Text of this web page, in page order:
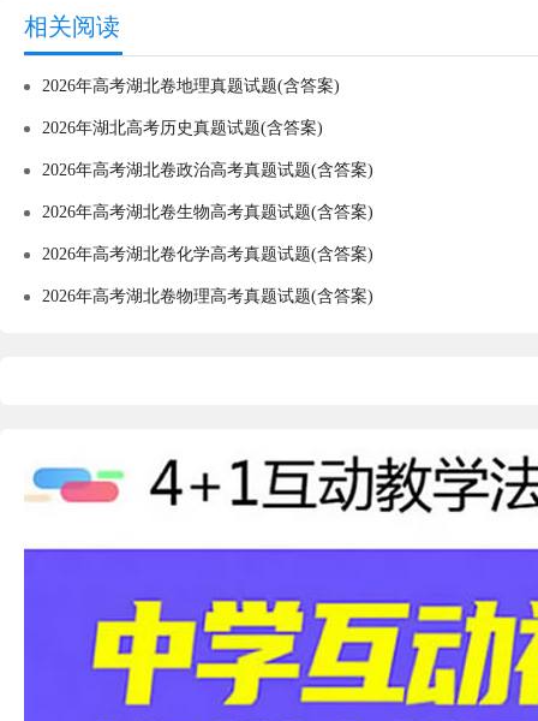
相关阅读
2026年高考湖北卷地理真题试题(含答案)
2026年湖北高考历史真题试题(含答案)
2026年高考湖北卷政治高考真题试题(含答案)
2026年高考湖北卷生物高考真题试题(含答案)
2026年高考湖北卷化学高考真题试题(含答案)
2026年高考湖北卷物理高考真题试题(含答案)